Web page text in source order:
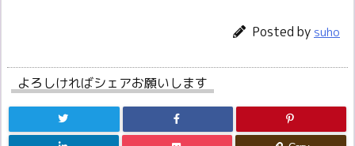
Posted by suho
よろしければシェアお願いします